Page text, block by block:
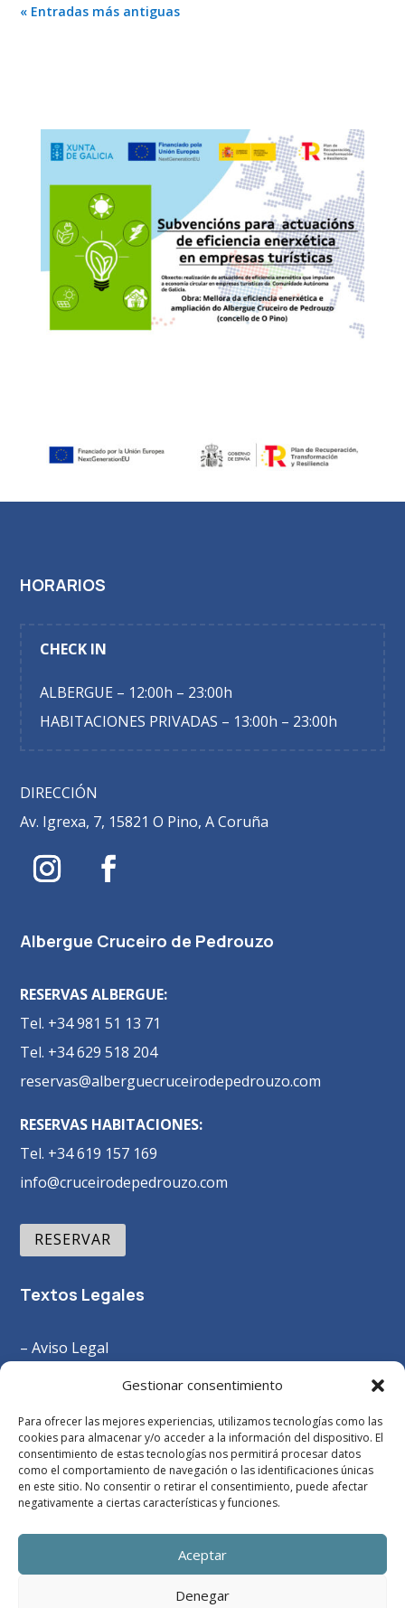
Gestionar consentimiento
Para ofrecer las mejores experiencias, utilizamos tecnologías como las
cookies para almacenar y/o acceder a la información del dispositivo. El
consentimiento de estas tecnologías nos permitirá procesar datos
como el comportamiento de navegación o las identificaciones únicas
en este sitio. No consentir o retirar el consentimiento, puede afectar
negativamente a ciertas características y funciones.
Aceptar
Denegar
« Entradas más antiguas
HORARIOS
CHECK IN
ALBERGUE – 12:00h – 23:00h
HABITACIONES PRIVADAS – 13:00h – 23:00h
DIRECCIÓN
Av. Igrexa, 7, 15821 O Pino, A Coruña
Albergue Cruceiro de Pedrouzo
RESERVAS ALBERGUE:
Tel. +34 981 51 13 71
Tel. +34 629 518 204
reservas@alberguecruceirodepedrouzo.com
RESERVAS HABITACIONES:
Tel. +34 619 157 169
info@cruceirodepedrouzo.com
RESERVAR
Textos Legales
– Aviso Legal
Política Privacidad
– Términos y Condiciones